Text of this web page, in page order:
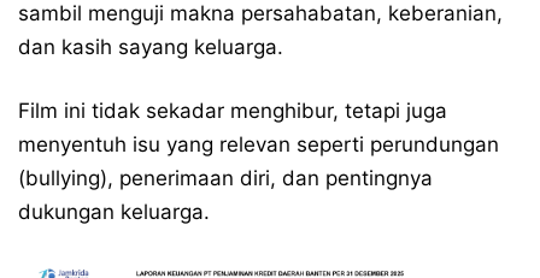
sambil menguji makna persahabatan, keberanian,
dan kasih sayang keluarga.
Film ini tidak sekadar menghibur, tetapi juga
menyentuh isu yang relevan seperti perundungan
(bullying), penerimaan diri, dan pentingnya
dukungan keluarga.